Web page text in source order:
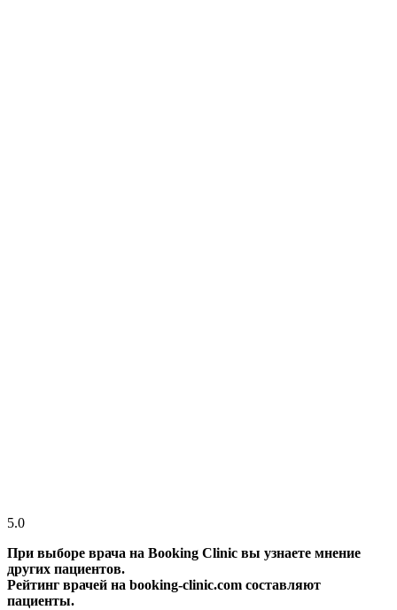
5.0
При выборе врача на Booking Clinic вы узнаете мнение
других пациентов.
Рейтинг врачей на booking-clinic.com составляют
пациенты.